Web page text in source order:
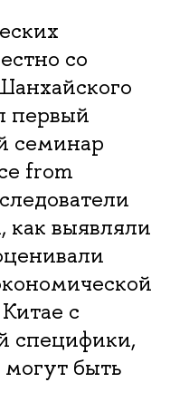
со
первый
семинар
from
как выявляли
с
специфики,
быть